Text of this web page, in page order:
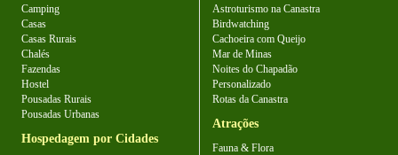
Camping
Casas
Casas Rurais
Chalés
Fazendas
Hostel
Pousadas Rurais
Pousadas Urbanas
Hospedagem por Cidades
Astroturismo na Canastra
Birdwatching
Cachoeira com Queijo
Mar de Minas
Noites do Chapadão
Personalizado
Rotas da Canastra
Atrações
Fauna & Flora